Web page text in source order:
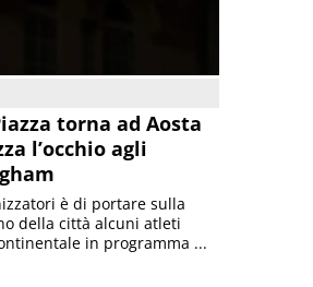
torna ad Aosta
l’occhio agli
è di portare sulla
della città alcuni atleti
in programma ...